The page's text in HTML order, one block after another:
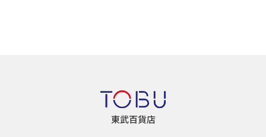
東武百貨店